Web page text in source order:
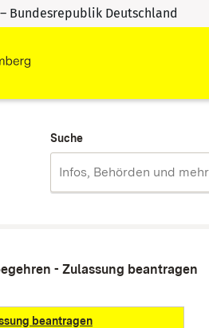
Bundesrepublik Deutschland
Suche
- Zulassung beantragen
beantragen